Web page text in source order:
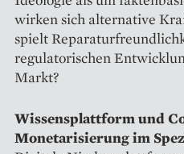
wirken sich alternative
spielt
regulatorischen
Markt?
Wissensplattform und
Monetarisierung im